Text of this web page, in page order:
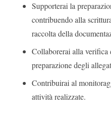
Supporterai la
contribuendo alla
raccolta della
Collaborerai alla
preparazione degli
Contribuirai al
attività realizzate.